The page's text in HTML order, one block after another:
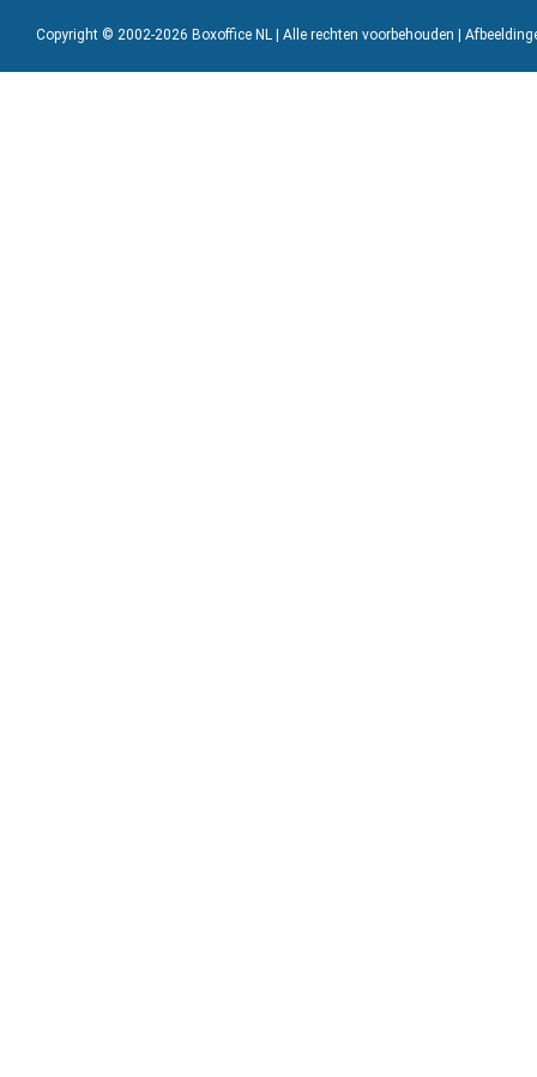
Copyright © 2002-2026 Boxoffice NL | Alle rechten voorbehouden |